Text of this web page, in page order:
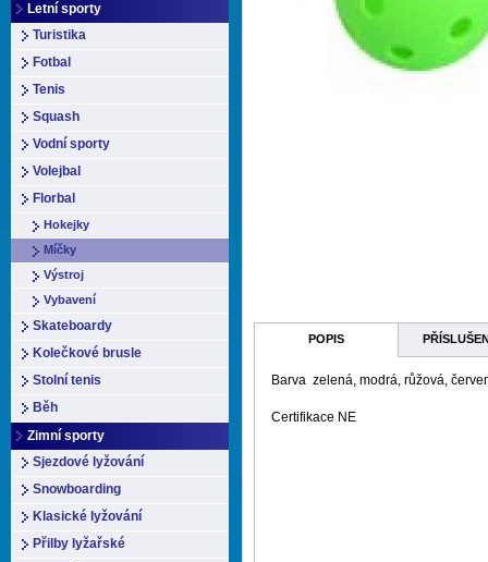
Letní sporty
Turistika
Fotbal
Tenis
Squash
Vodní sporty
Volejbal
Florbal
Hokejky
Míčky
Výstroj
Vybavení
Skateboardy
Kolečkové brusle
Stolní tenis
Běh
Zimní sporty
Sjezdové lyžování
Snowboarding
Klasické lyžování
Přilby lyžařské
POPIS
Barva zelená, modrá, růžová,
Certifikace NE